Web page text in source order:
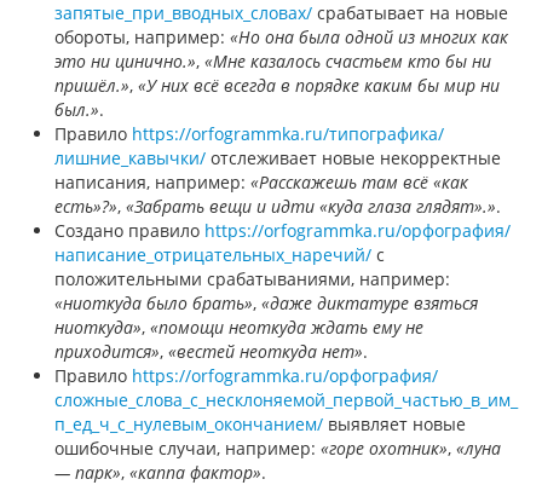
запятые_при_вводных_словах/ срабатывает на новые
обороты, например: «Но она была одной из многих как
это ни цинично.», «Мне казалось счастьем кто бы ни
пришёл.», «У них всё всегда в порядке каким бы мир ни
был.».
Правило https://orfogrammka.ru/типографика/
лишние_кавычки/ отслеживает новые некорректные
написания, например: «Расскажешь там всё «как
есть»?», «Забрать вещи и идти «куда глаза глядят».».
Создано правило https://orfogrammka.ru/орфография/
написание_отрицательных_наречий/ с
положительными срабатываниями, например:
«ниоткуда было брать», «даже диктатуре взяться
ниоткуда», «помощи неоткуда ждать ему не
приходится», «вестей неоткуда нет».
Правило https://orfogrammka.ru/орфография/
сложные_слова_с_несклоняемой_первой_частью_в_им_
п_ед_ч_с_нулевым_окончанием/ выявляет новые
ошибочные случаи, например: «горе охотник», «луна
— парк», «каппа фактор».